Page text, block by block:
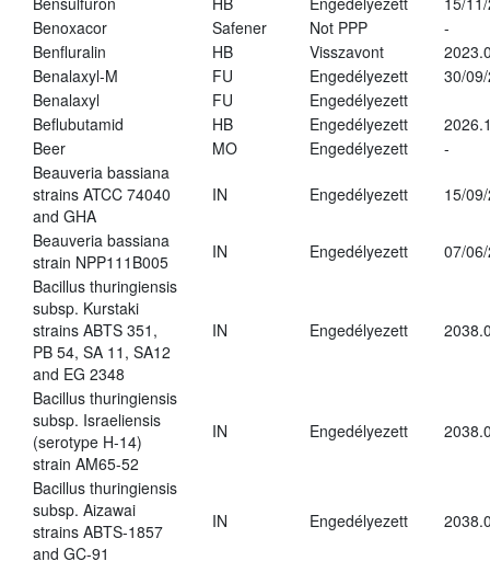
Benoxacor
Safener Not PPP
-
Benfluralin
HB Visszavont
Benalaxyl-M
FU Engedélyezett
30/
Benalaxyl
FU
Engedélyezett
Beflubutamid
HB Engedélyezett
Beer
MO Engedélyezett
-
Beauveria bassiana
strains ATCC 74040
and GHA
IN Engedélyezett 15/
Beauveria bassiana
strain NPP111B005
IN Engedélyezett
07/
Bacillus thuringiensis
subsp. Kurstaki
strains ABTS 351,
PB 54, SA 11, SA12
and EG 2348
IN Engedélyezett
Bacillus thuringiensis
subsp. Israeliensis
(serotype H-14)
strain AM65-52
IN Engedélyezett
Bacillus thuringiensis
subsp. Aizawai
strains ABTS-1857
and GC-91
IN Engedélyezett